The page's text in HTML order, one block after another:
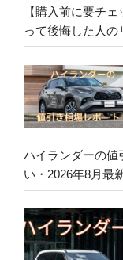
【購入前に要チ
って後悔した人の
ハイランダーの値
い・2026年8月最